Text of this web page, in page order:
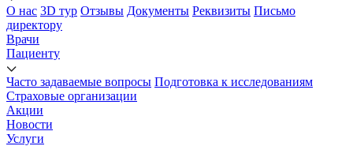
О нас 3D тур Отзывы Документы Реквизиты Письмо
директору
Врачи
Пациенту
Часто задаваемые вопросы Подготовка к исследованиям
Страховые организации
Акции
Новости
Услуги